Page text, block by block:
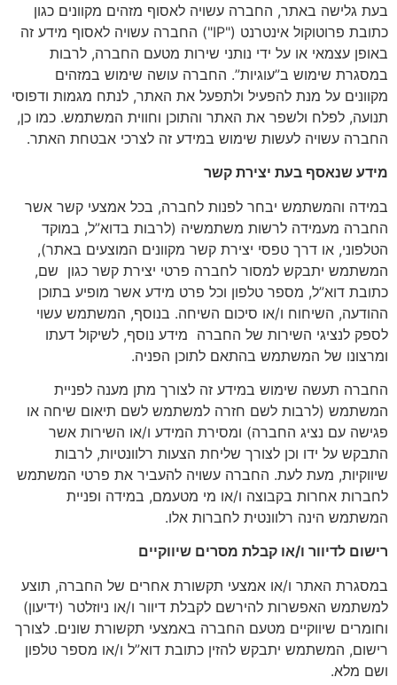
בעת גלישה באתר, החברה עשויה לאסוף מזהים מקוונים כגון
כתובת פרוטוקול אינטרנט ("IP") החברה עשויה לאסוף מידע זה
באופן עצמאי או על ידי נותני שירות מטעם החברה, לרבות
במסגרת שימוש ב”עוגיות”. החברה עושה שימוש במזהים
מקוונים על מנת להפעיל ולתפעל את האתר, לנתח מגמות ודפוסי
תנועה, לפלח ולשפר את האתר והתוכן וחווית המשתמש. כמו כן,
החברה עשויה לעשות שימוש במידע זה לצרכי אבטחת האתר.
מידע שנאסף בעת יצירת קשר
במידה והמשתמש יבחר לפנות לחברה, בכל אמצעי קשר אשר
החברה מעמידה לרשות משתמשיה (לרבות בדוא”ל, במוקד
הטלפוני, או דרך טפסי יצירת קשר מקוונים המוצעים באתר),
המשתמש יתבקש למסור לחברה פרטי יצירת קשר כגון שם,
כתובת דוא”ל, מספר טלפון וכל פרט מידע אשר מופיע בתוכן
ההודעה, השיחוח ו/או סיכום השיחה. בנוסף, המשתמש עשוי
לספק לנציגי השירות של החברה מידע נוסף, לשיקול דעתו
ומרצונו של המשתמש בהתאם לתוכן הפניה.
החברה תעשה שימוש במידע זה לצורך מתן מענה לפניית
המשתמש (לרבות לשם חזרה למשתמש לשם תיאום שיחה או
פגישה עם נציג החברה) ומסירת המידע ו/או השירות אשר
התבקש על ידו וכן לצורך שליחת הצעות רלוונטיות, לרבות
שיווקיות, מעת לעת. החברה עשויה להעביר את פרטי המשתמש
לחברות אחרות בקבוצה ו/או מי מטעמם, במידה ופניית
המשתמש הינה רלוונטית לחברות אלו.
רישום לדיוור ו/או קבלת מסרים שיווקיים
במסגרת האתר ו/או אמצעי תקשורת אחרים של החברה, תוצע
למשתמש האפשרות להירשם לקבלת דיוור ו/או ניוזלטר (ידיעון)
וחומרים שיווקיים מטעם החברה באמצעי תקשורת שונים. לצורך
רישום, המשתמש יתבקש להזין כתובת דוא”ל ו/או מספר טלפון
ושם מלא.